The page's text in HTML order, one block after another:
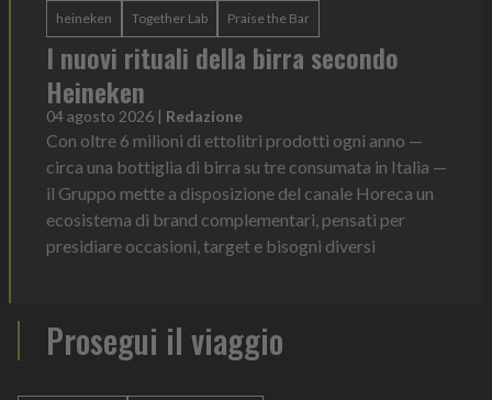
heineken Together Lab Praise the Bar
I nuovi rituali della birra secondo
Heineken
04 agosto 2026 | Redazione
Con oltre 6 milioni di ettolitri prodotti ogni anno —
circa una bottiglia di birra su tre consumata in Italia —
il Gruppo mette a disposizione del canale Horeca un
ecosistema di brand complementari, pensati per
presidiare occasioni, target e bisogni diversi
Prosegui il viaggio